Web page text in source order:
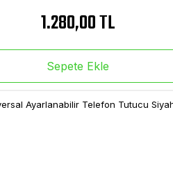
1.280,00 TL
Sepete Ekle